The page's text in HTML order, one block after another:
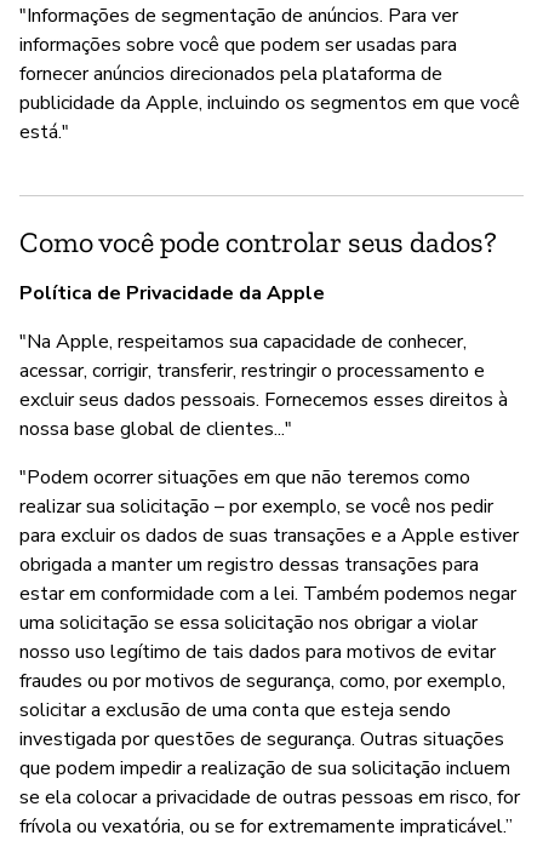
"Informações de segmentação de anúncios. Para ver
informações sobre você que podem ser usadas para
fornecer anúncios direcionados pela plataforma de
publicidade da Apple, incluindo os segmentos em que você
está."
Como você pode controlar seus dados?
Política de Privacidade da Apple
"Na Apple, respeitamos sua capacidade de conhecer,
acessar, corrigir, transferir, restringir o processamento e
excluir seus dados pessoais. Fornecemos esses direitos à
nossa base global de clientes..."
"Podem ocorrer situações em que não teremos como
realizar sua solicitação – por exemplo, se você nos pedir
para excluir os dados de suas transações e a Apple estiver
obrigada a manter um registro dessas transações para
estar em conformidade com a lei. Também podemos negar
uma solicitação se essa solicitação nos obrigar a violar
nosso uso legítimo de tais dados para motivos de evitar
fraudes ou por motivos de segurança, como, por exemplo,
solicitar a exclusão de uma conta que esteja sendo
investigada por questões de segurança. Outras situações
que podem impedir a realização de sua solicitação incluem
se ela colocar a privacidade de outras pessoas em risco, for
frívola ou vexatória, ou se for extremamente impraticável.”